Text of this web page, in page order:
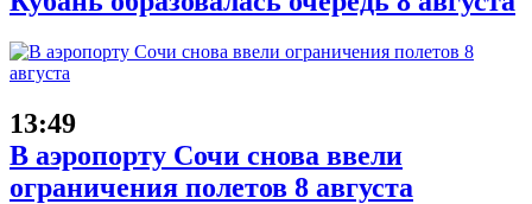
13:49
В аэропорту Сочи снова ввели
ограничения полетов 8 августа